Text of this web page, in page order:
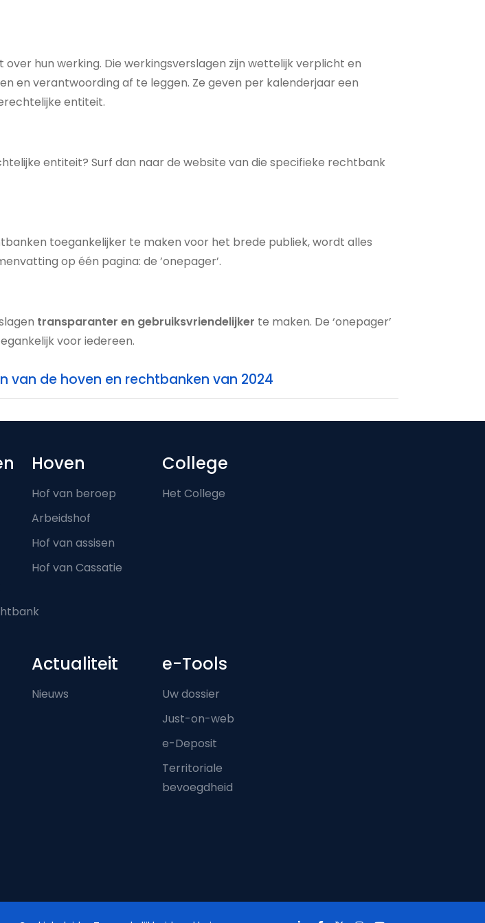
hun werking. Die werkingsverslagen zijn wettelijk verplicht en
en verantwoording af te leggen. Ze geven per kalenderjaar een
entiteit.
entiteit? Surf dan naar de website van die specifieke rechtbank
toegankelijker te maken voor het brede publiek, wordt alles
op één pagina: de ’onepager’.
transparanter en gebruiksvriendelijker te maken. De ‘onepager’
voor iedereen.
van de hoven en rechtbanken van 2024
Hoven
Hof van beroep
Arbeidshof
Hof van assisen
Hof van Cassatie
College
Het College
Actualiteit
Nieuws
e-Tools
Uw dossier
Just-on-web
e-Deposit
Territoriale
bevoegdheid